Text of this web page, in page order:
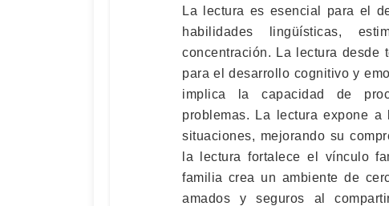
La lectura es esencial para el
habilidades lingüísticas,
concentración. La lectura desde
para el desarrollo cognitivo y
implica la capacidad de
problemas. La lectura expone
situaciones, mejorando su
la lectura fortalece el vínculo
familia crea un ambiente de
amados y seguros al